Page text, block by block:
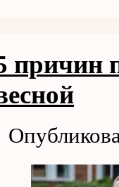
причин